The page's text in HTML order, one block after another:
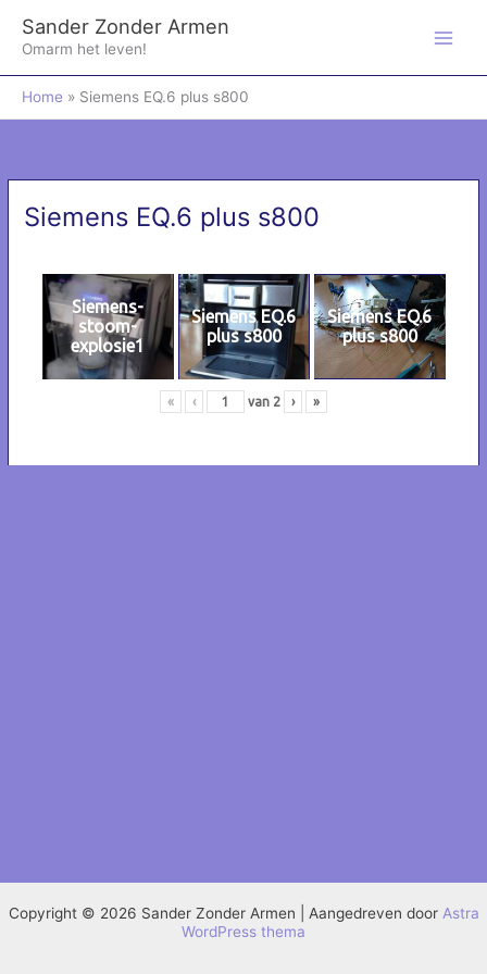
naarSander Zonder Armen
Omarm het leven!
Home Siemens EQ.6 plus s800
Siemens EQ.6 plus s800
Siemens-
stoom-
explosie1
Siemens EQ.6
plus s800
Siemens EQ.6
plus s800
« ‹ van 2 › »
Copyright © 2026 Sander Zonder Armen | Aangedreven door Astra
WordPress thema